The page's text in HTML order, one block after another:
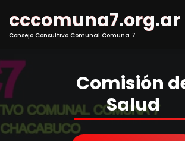
Content
cccomuna7.org.ar
Consejo Consultivo Comunal Comuna 7
Comisión
Salud